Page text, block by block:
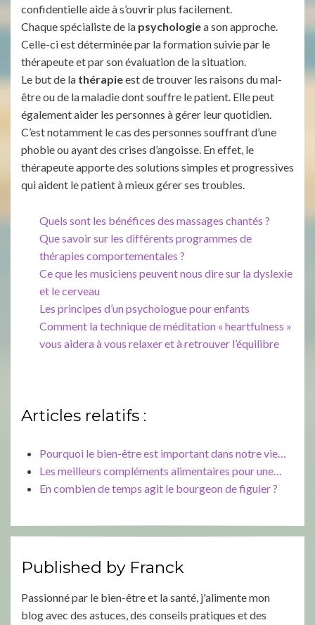
confidentielle aide à s’ouvrir plus facilement.
Chaque spécialiste de la psychologiea son approche.
Celle-ci est déterminée par la formation suivie par le
thérapeute et par son évaluation de la situation.
Le but de la thérapieest de trouver les raisons du mal-
être ou de la maladie dont souffre le patient. Elle peut
également aider les personnes à gérer leur quotidien.
C’est notamment le cas des personnes souffrant d’une
phobie ou ayant des crises d’angoisse. En effet, le
thérapeute apporte des solutions simples et progressives
qui aident le patient à mieux gérer ses troubles.
Quels sont les bénéfices des massages chantés ?
Que savoir sur les différents programmes de
thérapies comportementales ?
Ce que les musiciens peuvent nous dire sur la dyslexie
et le cerveau
Les principes d’un psychologue pour enfants
Comment la technique de méditation « heartfulness »
vous aidera à vous relaxer et à retrouver l’équilibre
Articles relatifs :
Pourquoi le bien-être est important dans notre vie…
Les meilleurs compléments alimentaires pour une…
En combien de temps agit le bourgeon de figuier ?
Published by Franck
Passionné par le bien-être et la santé, j'alimente mon
blog avec des astuces, des conseils pratiques et des